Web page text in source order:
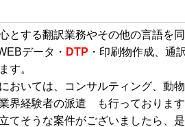
とする翻訳業務やその他の言語を
データ・ DTP ・印刷物作成、通
す。
おいては、コンサルティング、動
界経験者の派遣 も行っております
てそうな案件がございましたら、